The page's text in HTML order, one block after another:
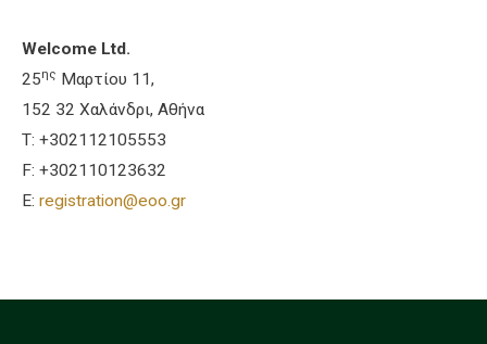
Welcome Ltd.
25ης Μαρτίου 11,
152 32 Χαλάνδρι, Αθήνα
T: +302112105553
F: +302110123632
E: registration@eoo.gr